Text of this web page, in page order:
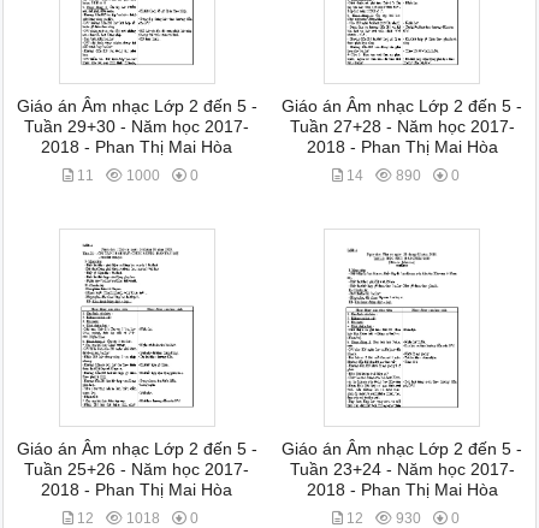
Giáo án Âm nhạc Lớp 2 đến 5 -
Tuần 29+30 - Năm học 2017-
2018 - Phan Thị Mai Hòa
11 1000 0
Giáo án Âm nhạc Lớp 2 đến 5 -
Tuần 27+28 - Năm học 2017-
2018 - Phan Thị Mai Hòa
14 890 0
Giáo án Âm nhạc Lớp 2 đến 5 -
Tuần 25+26 - Năm học 2017-
2018 - Phan Thị Mai Hòa
12 1018 0
Giáo án Âm nhạc Lớp 2 đến 5 -
Tuần 23+24 - Năm học 2017-
2018 - Phan Thị Mai Hòa
12 930 0